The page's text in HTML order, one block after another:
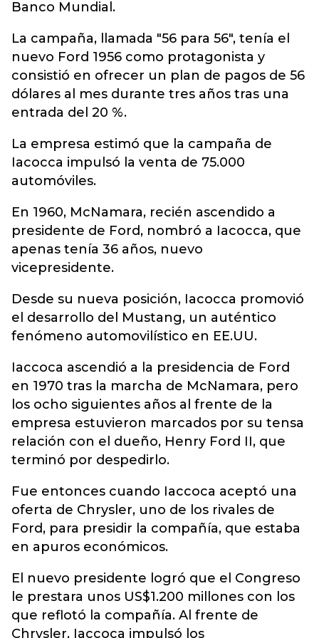
Banco Mundial.
La campaña, llamada "56 para 56", tenía el
nuevo Ford 1956 como protagonista y
consistió en ofrecer un plan de pagos de 56
dólares al mes durante tres años tras una
entrada del 20 %.
La empresa estimó que la campaña de
Iacocca impulsó la venta de 75.000
automóviles.
En 1960, McNamara, recién ascendido a
presidente de Ford, nombró a Iacocca, que
apenas tenía 36 años, nuevo
vicepresidente.
Desde su nueva posición, Iacocca promovió
el desarrollo del Mustang, un auténtico
fenómeno automovilístico en EE.UU.
Iaccoca ascendió a la presidencia de Ford
en 1970 tras la marcha de McNamara, pero
los ocho siguientes años al frente de la
empresa estuvieron marcados por su tensa
relación con el dueño, Henry Ford II, que
terminó por despedirlo.
Fue entonces cuando Iaccoca aceptó una
oferta de Chrysler, uno de los rivales de
Ford, para presidir la compañía, que estaba
en apuros económicos.
El nuevo presidente logró que el Congreso
le prestara unos US$1.200 millones con los
que reflotó la compañía. Al frente de
Chrysler, Iaccoca impulsó los